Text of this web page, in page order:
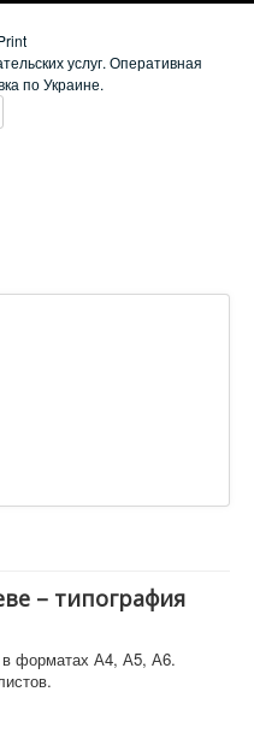
услуг. Оперативная
по Украине.
– типография
в форматах А4, А5, А6.